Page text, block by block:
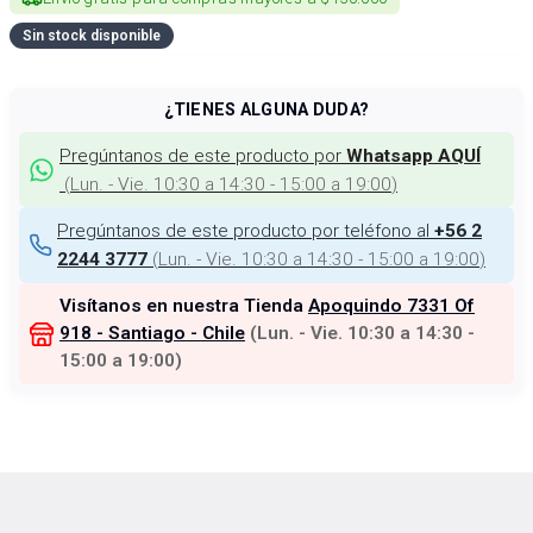
Sin stock disponible
¿TIENES ALGUNA DUDA?
Pregúntanos de este producto por Whatsapp AQUÍ
(Lun. - Vie. 10:30 a 14:30 - 15:00 a 19:00)
Pregúntanos de este producto por teléfono al +56 2
2244 3777 (Lun. - Vie. 10:30 a 14:30 - 15:00 a 19:00)
Visítanos en nuestra Tienda Apoquindo 7331 Of
918 - Santiago - Chile (Lun. - Vie. 10:30 a 14:30 -
15:00 a 19:00)